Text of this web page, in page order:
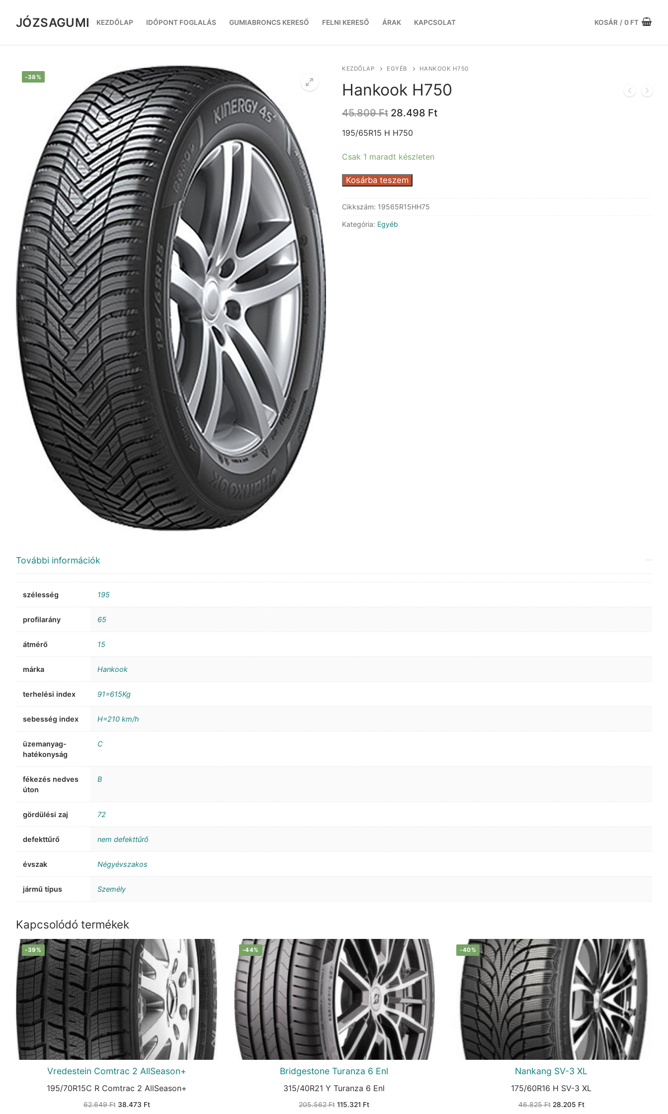
tartalomra
JÓZSAGUMI KEZDŐLAP IDŐPONT FOGLALÁS GUMIABRONCS KERESŐ FELNI KERESŐ ÁRAK KAPCSOLAT KOSÁR / 0 FT
-38%
KEZDŐLAP EGYÉB HANKOOK H750
Hankook H750
45.809Ft Original
was:
28.498 FtCurrent
195/65R15 H H750
Csak 1 maradt készleten
Hankook
mennyiség
Kosárba teszem
Cikkszám: 19565R15HH75
Kategória: Egyéb
További információk
szélesség 195
profilarány 65
átmérő 15
márka Hankook
terhelési index 91=615Kg
sebesség index H=210 km/h
üzemanyag-
hatékonyság
C
fékezés nedves
úton
B
gördülési zaj 72
defekttűrő nem defekttűrő
évszak Négyévszakos
jármű típus Személy
Kapcsolódó termékek
-39%
Vredestein Comtrac 2 AllSeason+
195/70R15C R Comtrac 2 AllSeason+
62.649Ft Original
38.473 FtCurrent
-44%
Bridgestone Turanza 6 Enl
315/40R21 Y Turanza 6 Enl
205.562Ft Original
115.321 FtCurrent
-40%
Nankang SV-3 XL
175/60R16 H SV-3 XL
46.825Ft Original
28.205 FtCurrent